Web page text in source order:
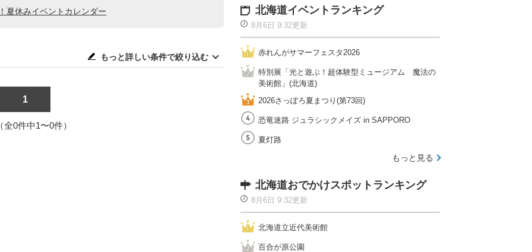
夏休みイベントカレンダー
もっと詳しい条件で絞り込む
1
全0件中1〜0件）
北海道イベントランキング
8月6日 9:32更新
赤れんがサマーフェスタ2026
特別展「光と遊ぶ！超体験型ミュージアム 魔法の
美術館」(北海道)
2026さっぽろ夏まつり(第73回)
恐竜迷路 ジュラシックメイズ in SAPPORO
夏灯路
もっと見る
北海道おでかけスポットランキング
8月6日 9:32更新
北海道立近代美術館
百合が原公園